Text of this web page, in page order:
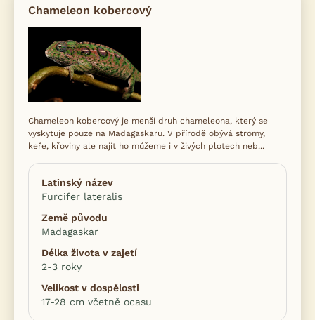
Chameleon kobercový
Chameleon kobercový je menší druh chameleona, který se
vyskytuje pouze na Madagaskaru. V přírodě obývá stromy,
keře, křoviny ale najít ho můžeme i v živých plotech neb...
Latinský název
Furcifer lateralis
Země původu
Madagaskar
Délka života v zajetí
2-3 roky
Velikost v dospělosti
17-28 cm včetně ocasu